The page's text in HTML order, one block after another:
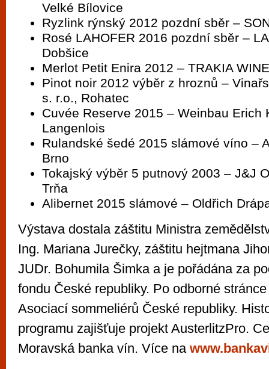
Velké Bílovice
Ryzlink rýnský 2012 pozdní sběr –
Rosé LAHOFER 2016 pozdní sběr –
Dobšice
Merlot Petit Enira 2012 – TRAKIA
Pinot noir 2012 výběr z hroznů –
s. r.o., Rohatec
Cuvée Reserve 2015 – Weinbau Erich
Langenlois
Rulandské šedé 2015 slámové víno –
Brno
Tokajský výběr 5 putnový 2003 – J&J
Trňa
Alibernet 2015 slámové – Oldřich
Výstava dostala záštitu Ministra
Ing. Mariana Jurečky, záštitu hejtmana
JUDr. Bohumila Šimka a je pořádána za
fondu České republiky. Po odborné
Asociací sommeliérů České republiky.
programu zajišťuje projekt AusterlitzPro.
Moravská banka vín. Více na